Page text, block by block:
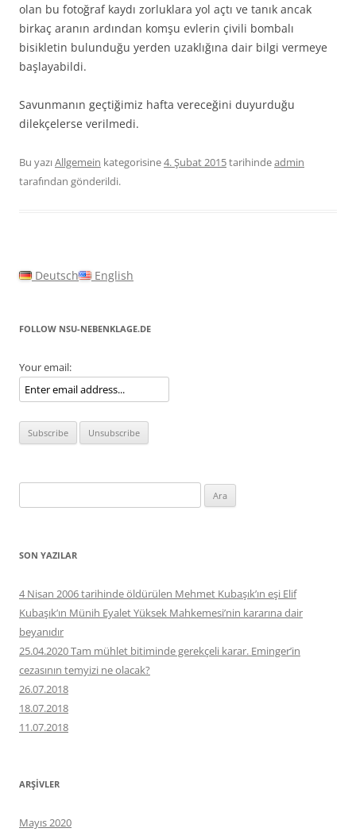
olan bu fotoğraf kaydı zorluklara yol açtı ve tanık ancak
birkaç aranın ardından komşu evlerin çivili bombalı
bisikletin bulunduğu yerden uzaklığına dair bilgi vermeye
başlayabildi.
Savunmanın geçtiğimiz hafta vereceğini duyurduğu
dilekçelerse verilmedi.
Bu yazıAllgemein kategorisine4. Şubat 2015tarihindeadmin
tarafından gönderildi.
Deutsch English
FOLLOW NSU-NEBENKLAGE.DE
Your email:
SON YAZILAR
4 Nisan 2006 tarihinde öldürülen Mehmet Kubaşık’ın eşi Elif
Kubaşık’ın Münih Eyalet Yüksek Mahkemesi’nin kararına dair
beyanıdır
25.04.2020 Tam mühlet bitiminde gerekçeli karar. Eminger’in
cezasının temyizi ne olacak?
26.07.2018
18.07.2018
11.07.2018
ARŞIVLER
Mayıs 2020